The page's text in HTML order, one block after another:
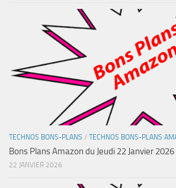
TECHNOS BONS-PLANS / TECHNOS BONS-PLANS
Bons Plans Amazon du Jeudi 22 Janvier 2026
22 JANVIER 2026